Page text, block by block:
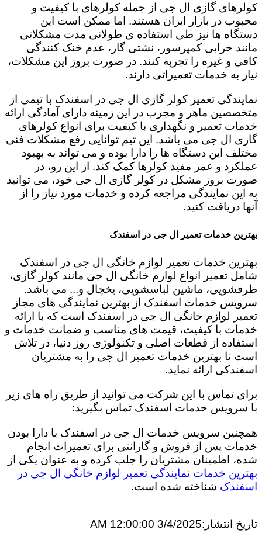
کولرهای گازی ال جی از جمله کولرهای با کیفیت و
محبوب در بازار ایران هستند. اما ممکن است این
دستگاه ها نیز طی استفاده ی طولانی مدت مشکلاتی
مانند خرابی کمپرسور، نشتی گاز، عدم خنک کنندگی
کافی و غیره را تجربه کنند. در صورت بروز این مشکلات،
نیاز به خدمات تعمیراتی دارند.
نمایندگی تعمیر کولر گازی ال جی در اسفندک با تیمی از
متخصصین ماهر و مجرب در این زمینه دارای آمادگی ارائه
خدمات تعمیر و نگهداری با کیفیت برای انواع کولرهای
گازی ال جی می باشد. این تیم توانایی رفع مشکلات فنی
مختلف این دستگاه ها را دارا بوده و می تواند به بهبود
عملکرد و عمر مفید کولرها کمک کند. از این رو، در
صورت بروز مشکل در کولر گازی ال جی خود، می توانید
به این نمایندگی مراجعه کرده و خدمات مورد نیاز را از
آنها دریافت کنید.
بهترین خدمات تعمیر ال جی در اسفندک
بهترین خدمات تعمیر لوازم خانگی ال جی در اسفندک
شامل تعمیر انواع لوازم خانگی ال جی مانند کولر گازی،
ظرفشویی، ماشین لباسشویی، یخچال و... می باشد.
سرویس خدمات اسفندک از بهترین نمایندگی های مجاز
تعمیر لوازم خانگی ال جی در اسفندک است که با ارائه
خدمات با کیفیت، قیمت های مناسب و ضمانت خدمات و
استفاده از قطعات اصلی و تکنولوژی روز دنیا، در تلاش
است تا بهترین خدمات تعمیر ال جی را به مشتریان
اسفندکی ارائه نماید.
برای تماس با این شرکت می توانید از طریق راه های زیر
با سرویس خدمات اسفندک تماس بگیرید:
همچنین سرویس خدمات ال جی در اسفندک با دارا بودن
خدمات پس از فروش و گارانتی برای تعمیرات انجام
شده، اطمینان مشتریان را جلب کرده و به عنوان یکی از
بهترین خدمات نمایندگی تعمیر لوازم خانگی ال جی در
اسفندک شناخته شده است.
تاریخ انتشار:3/4/2025 12:00:00 AM